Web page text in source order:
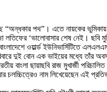
“অন্ধকার পথ”। এতে নায়কের
‘ভালোবাসার শেষ নেই।
ওয়ার্ল্ড ইউনিভার্সিটিতে
দুই বোন এক ভাইয়ের মধ্যে তাঁর
বাংলা ছায়াছবি রাজ মুখার্জী
চলচ্চিত্রেও নাম লিখেয়েছেন এই